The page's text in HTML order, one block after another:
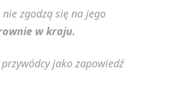
nie zgodzą się na jego
w kraju.
jako zapowiedź